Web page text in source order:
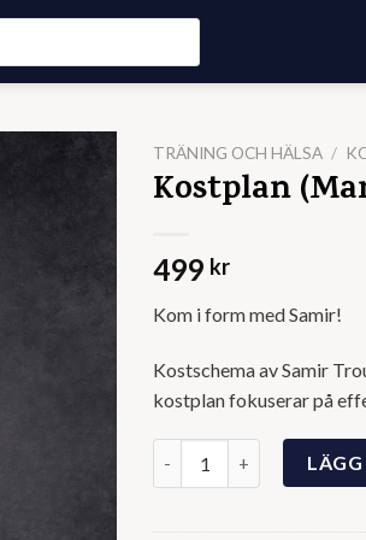
TRÄNING OCH HÄLSA /
Kostplan
499 kr
Kom i form med Samir!
Kostschema av Samir
kostplan fokuserar på
Kostplan (Man 120+kg)